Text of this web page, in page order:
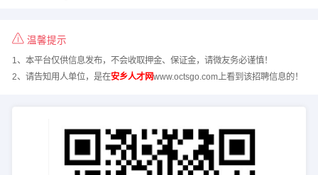
温馨提示
1、本平台仅供信息发布，不会收取押金、保证金，请微友务必谨慎！
2、请告知用人单位，是在安乡人才网www.octsgo.com上看到该招聘信息的！